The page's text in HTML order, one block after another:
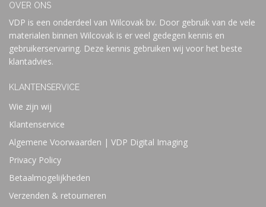
OVER ONS
VDP is een onderdeel van Wilcovak bv. Door gebruik van de vele
materialen binnen Wilcovak is er veel gedegen kennis en
gebruikerservaring. Deze kennis gebruiken wij voor het beste
klantadvies.
KLANTENSERVICE
Wie zijn wij
Klantenservice
Algemene Voorwaarden | VDP Digital Imaging
Privacy Policy
Betaalmogelijkheden
Verzenden & retourneren